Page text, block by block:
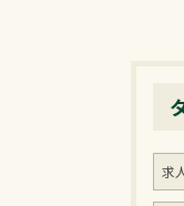
求人